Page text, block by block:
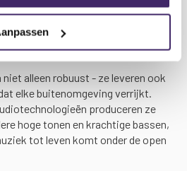
behuizingen en
ze het hele jaar door
niet alleen robuust - ze leveren ook
elke buitenomgeving verrijkt.
produceren ze
hoge tonen en krachtige bassen,
tot leven komt onder de open